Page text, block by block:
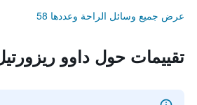
عرض جميع وسائل الراحة وعددها 58
تقييمات حول داوو